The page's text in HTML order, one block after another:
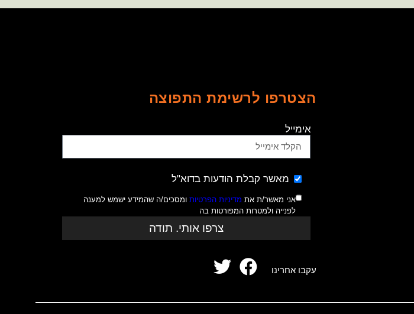
הצטרפו לרשימת התפוצה
אימייל
מאשר קבלת הודעות בדוא"ל
אני מאשר/ת את מדיניות הפרטיותומסכים/ה שהמידע ישמש למענה
לפנייה ולמטרות המפורטות בה
צרפו אותי. תודה
עקבו אחרינו